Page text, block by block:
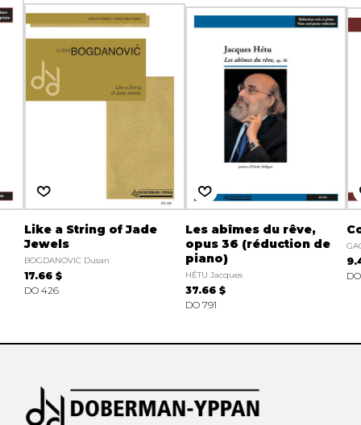
Like a String of Jade
Jewels
BOGDANOVIC Dusan
17.66 $
DO 426
Les abîmes du rêve,
opus 36 (réduction de
piano)
HÉTU Jacques
37.66 $
DO 791